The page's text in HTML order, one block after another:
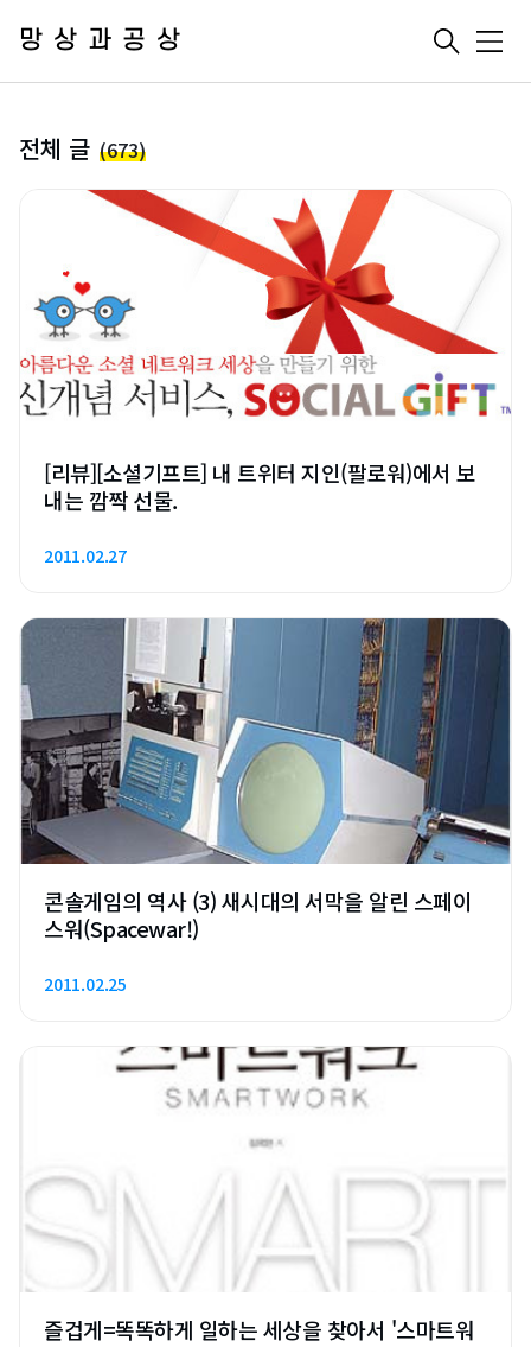
망상과공상 메
전체 글 (673)
[리뷰][소셜기프트] 내 트위터 지인(팔로워)에서 보
내는 깜짝 선물.
2011.02.27
콘솔게임의 역사 (3) 새시대의 서막을 알린 스페이
스워(Spacewar!)
2011.02.25
즐겁게=똑똑하게 일하는 세상을 찾아서 '스마트워